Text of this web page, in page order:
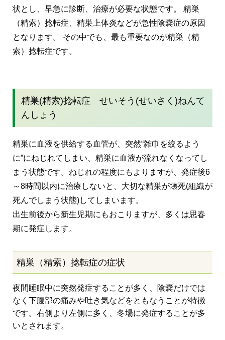
状とし、早急に診断、治療が必要な状態です。 精巣
（精索）捻転症、精巣上体炎などが急性陰嚢症の原因
となります。 その中でも、最も重要なのが精巣（精
索）捻転症です。
精巣(精索)捻転症 せいそう(せいさく)ねんて
んしょう
精巣に血液を供給する血管が、突然“雑巾を絞るよう
に”にねじれてしまい、精巣に血液が流れなくなってし
まう状態です。ねじれの程度にもよりますが、発症後6
～8時間以内に治療しないと、大切な精巣が壊死(組織が
死んでしまう状態)してしまいます。
出生前後から新生児期にもおこりますが、多くは思春
期に発症します。
精巣（精索）捻転症の症状
夜間睡眠中に突然発症することが多く、陰嚢だけでは
なく下腹部の痛みや吐き気などをともなうことが特徴
です。右側より左側に多く、冬場に発症することが多
いとされます。